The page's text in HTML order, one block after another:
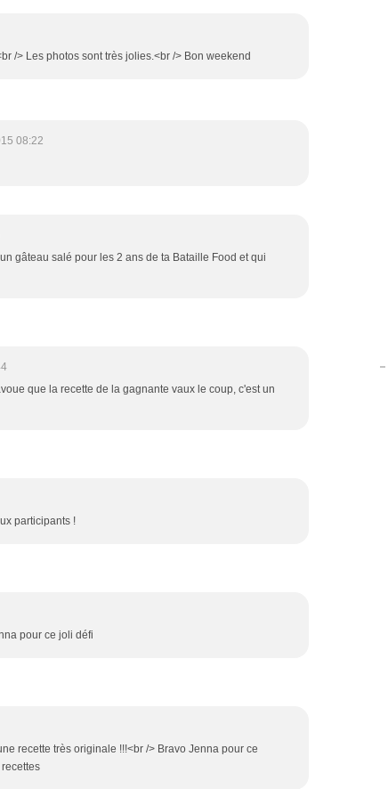
/> Les photos sont très jolies.<br /> Bon weekend
08:22
gâteau salé pour les 2 ans de ta Bataille Food et qui
que la recette de la gagnante vaux le coup, c'est un
participants !
pour ce joli défi
recette très originale !!!<br /> Bravo Jenna pour ce